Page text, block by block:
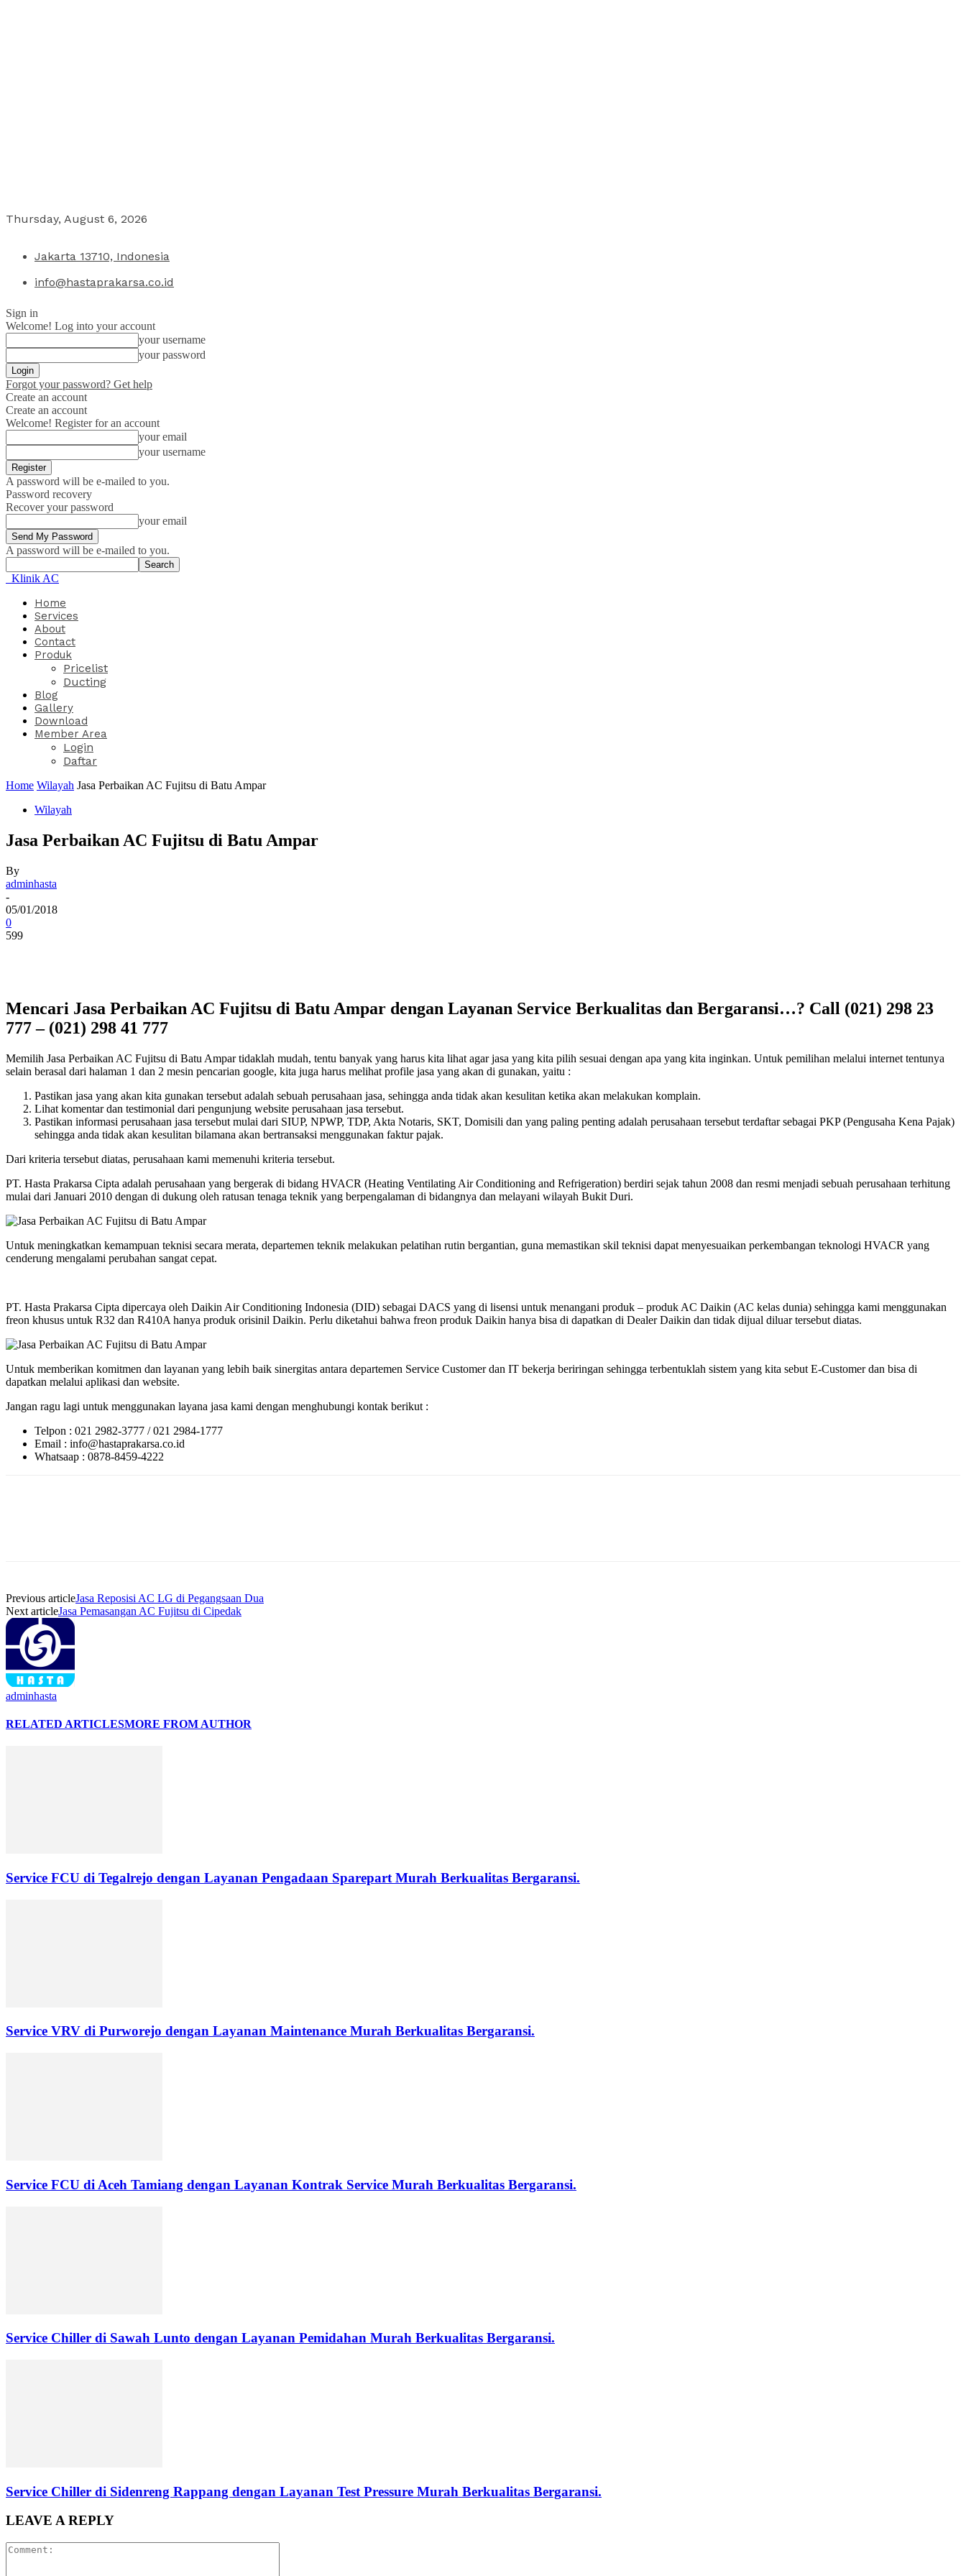
Thursday, August 6, 2026
Jakarta 13710, Indonesia
info@hastaprakarsa.co.id
Sign in
Welcome! Log into your account
your username
your password
Forgot your password? Get help
Create an account
Create an account
Welcome! Register for an account
your email
your username
A password will be e-mailed to you.
Password recovery
Recover your password
your email
A password will be e-mailed to you.
Klinik AC
Home
Services
About
Contact
Produk
Pricelist
Ducting
Blog
Gallery
Download
Member Area
Login
Daftar
Home Wilayah Jasa Perbaikan AC Fujitsu di Batu Ampar
Wilayah
Jasa Perbaikan AC Fujitsu di Batu Ampar
By
adminhasta
-
05/01/2018
0
599
Mencari Jasa Perbaikan AC Fujitsu di Batu Ampar dengan Layanan Service Berkualitas dan Bergaransi…? Call (021) 298 23
777 – (021) 298 41 777
Memilih Jasa Perbaikan AC Fujitsu di Batu Ampar tidaklah mudah, tentu banyak yang harus kita lihat agar jasa yang kita pilih sesuai dengan apa yang kita inginkan. Untuk pemilihan melalui internet tentunya
selain berasal dari halaman 1 dan 2 mesin pencarian google, kita juga harus melihat profile jasa yang akan di gunakan, yaitu :
Pastikan jasa yang akan kita gunakan tersebut adalah sebuah perusahaan jasa, sehingga anda tidak akan kesulitan ketika akan melakukan komplain.
Lihat komentar dan testimonial dari pengunjung website perusahaan jasa tersebut.
Pastikan informasi perusahaan jasa tersebut mulai dari SIUP, NPWP, TDP, Akta Notaris, SKT, Domisili dan yang paling penting adalah perusahaan tersebut terdaftar sebagai PKP (Pengusaha Kena Pajak)
sehingga anda tidak akan kesulitan bilamana akan bertransaksi menggunakan faktur pajak.
Dari kriteria tersebut diatas, perusahaan kami memenuhi kriteria tersebut.
PT. Hasta Prakarsa Cipta adalah perusahaan yang bergerak di bidang HVACR (Heating Ventilating Air Conditioning and Refrigeration) berdiri sejak tahun 2008 dan resmi menjadi sebuah perusahaan terhitung
mulai dari Januari 2010 dengan di dukung oleh ratusan tenaga teknik yang berpengalaman di bidangnya dan melayani wilayah Bukit Duri.
Untuk meningkatkan kemampuan teknisi secara merata, departemen teknik melakukan pelatihan rutin bergantian, guna memastikan skil teknisi dapat menyesuaikan perkembangan teknologi HVACR yang
cenderung mengalami perubahan sangat cepat.
PT. Hasta Prakarsa Cipta dipercaya oleh Daikin Air Conditioning Indonesia (DID) sebagai DACS yang di lisensi untuk menangani produk – produk AC Daikin (AC kelas dunia) sehingga kami menggunakan
freon khusus untuk R32 dan R410A hanya produk orisinil Daikin. Perlu diketahui bahwa freon produk Daikin hanya bisa di dapatkan di Dealer Daikin dan tidak dijual diluar tersebut diatas.
Untuk memberikan komitmen dan layanan yang lebih baik sinergitas antara departemen Service Customer dan IT bekerja beriringan sehingga terbentuklah sistem yang kita sebut E-Customer dan bisa di
dapatkan melalui aplikasi dan website.
Jangan ragu lagi untuk menggunakan layana jasa kami dengan menghubungi kontak berikut :
Telpon : 021 2982-3777 / 021 2984-1777
Email : info@hastaprakarsa.co.id
Whatsaap : 0878-8459-4222
Previous articleJasa Reposisi AC LG di Pegangsaan Dua
Next articleJasa Pemasangan AC Fujitsu di Cipedak
adminhasta
RELATED ARTICLESMORE FROM AUTHOR
Service FCU di Tegalrejo dengan Layanan Pengadaan Sparepart Murah Berkualitas Bergaransi.
Service VRV di Purworejo dengan Layanan Maintenance Murah Berkualitas Bergaransi.
Service FCU di Aceh Tamiang dengan Layanan Kontrak Service Murah Berkualitas Bergaransi.
Service Chiller di Sawah Lunto dengan Layanan Pemidahan Murah Berkualitas Bergaransi.
Service Chiller di Sidenreng Rappang dengan Layanan Test Pressure Murah Berkualitas Bergaransi.
LEAVE A REPLY